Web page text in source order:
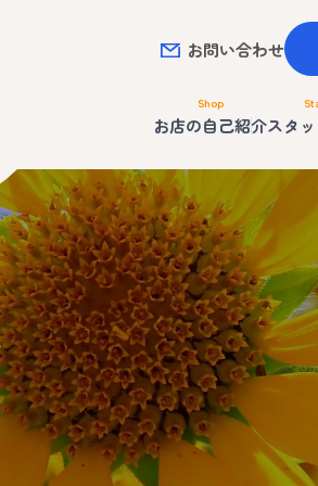
お問い合わせ
Shop
お店の自己紹介スタ